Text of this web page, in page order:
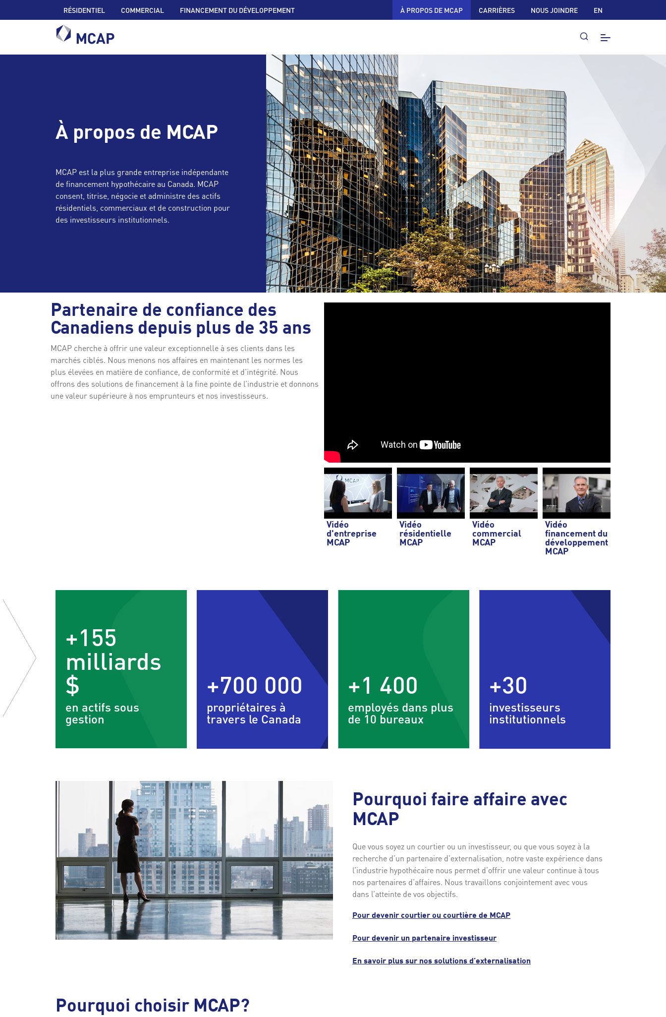
RÉSIDENTIEL COMMERCIAL FINANCEMENT DU DÉVELOPPEMENT À PROPOS DE MCAP CARRIÈRES NOUS JOINDRE EN
À propos de MCAP
MCAP est la plus grande entreprise indépendante
de financement hypothécaire au Canada. MCAP
consent, titrise, négocie et administre des actifs
résidentiels, commerciaux et de construction pour
des investisseurs institutionnels.
Partenaire de confiance des
Canadiens depuis plus de 35 ans
MCAP cherche à offrir une valeur exceptionnelle à ses clients dans les
marchés ciblés. Nous menons nos affaires en maintenant les normes les
plus élevées en matière de confiance, de conformité et d’intégrité. Nous
offrons des solutions de financement à la fine pointe de l’industrie et donnons
une valeur supérieure à nos emprunteurs et nos investisseurs.
Vidéo
d'entreprise
MCAP
Vidéo
résidentielle
MCAP
Vidéo
commercial
MCAP
Vidéo
financement du
développement
MCAP
+155
milliards
$
en actifs sous
gestion
+700 000
propriétaires à
travers le Canada
+1 400
employés dans plus
de 10 bureaux
+30
investisseurs
institutionnels
Pourquoi faire affaire avec
MCAP
Que vous soyez un courtier ou un investisseur, ou que vous soyez à la
recherche d’un partenaire d’externalisation, notre vaste expérience dans
l’industrie hypothécaire nous permet d’offrir une valeur continue à tous
nos partenaires d’affaires. Nous travaillons conjointement avec vous
dans l’atteinte de vos objectifs.
Pour devenir courtier ou courtière de MCAP
Pour devenir un partenaire investisseur
En savoir plus sur nos solutions d’externalisation
Pourquoi choisir MCAP?